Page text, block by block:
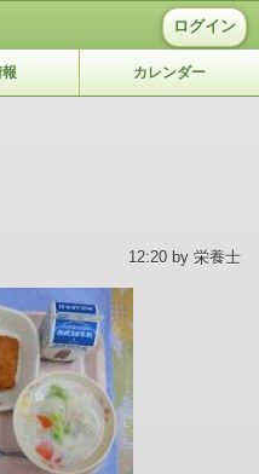
ログイン
カレンダー
12:20 by 栄養士